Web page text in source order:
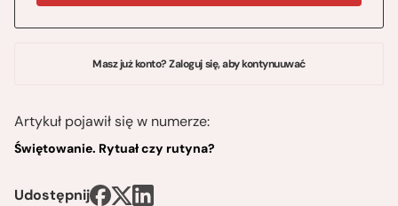
Masz już konto? Zaloguj się, aby kontynuuwać
Artykuł pojawił się w numerze:
Świętowanie. Rytuał czy rutyna?
Udostępnij